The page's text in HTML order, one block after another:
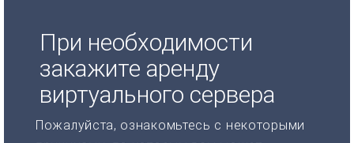
При необходимости
закажите аренду
виртуального сервера
Пожалуйста, ознакомьтесь с некоторыми